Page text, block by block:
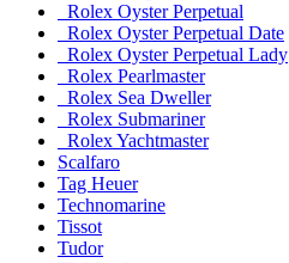
Rolex Oyster Perpetual
Rolex Oyster Perpetual Date
Rolex Oyster Perpetual Lady
Rolex Pearlmaster
Rolex Sea Dweller
Rolex Submariner
Rolex Yachtmaster
Scalfaro
Tag Heuer
Technomarine
Tissot
Tudor